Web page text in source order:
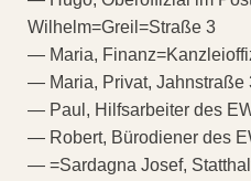
Wilhelm=Greil=Straße 3
— Maria,
— Maria, Privat, Jahnstraße
— Paul, Hilfsarbeiter des
— Robert, Bürodiener des
— =Sardagna Josef,